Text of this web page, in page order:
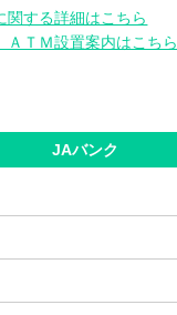
関する詳細はこちら
ＴＭ設置案内はこちら
JAバンク